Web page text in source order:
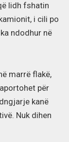
lidh fshatin
i cili po
ndodhur në
marrë flakë,
për
kanë
Nuk dihen